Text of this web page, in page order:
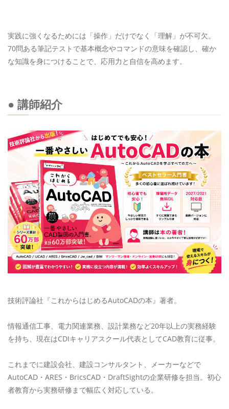
実践に強くなるためには「操作」だけでなく「理解」が不可欠。
70問ある筆記テストで基本概念やコマンドの意味を確認し、確か
な知識を身につけることで、応用力と自信を高めます。
● 講師紹介
技術評論社『これからはじめるAutoCADの本』著者。
情報通信工事、電力関連業務、設計業務など20年以上の実務経験
を持ち、現在はCDIキャリアスクール代表としてCAD教育に従事。
これまでに建設会社、建設コンサルタント、メーカーなどで
AutoCAD・ARES・BricsCAD・DraftSightの企業研修を担当。初心
者教育から実務研修まで幅広く対応している。